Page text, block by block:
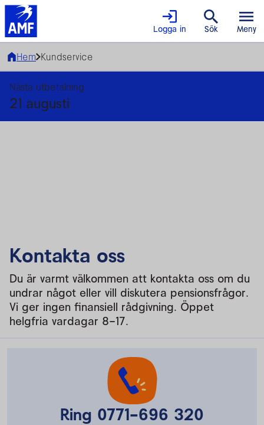
Logga in Sök Meny
Hem Kundservice
Kontakta oss
Du är varmt välkommen att kontakta oss om du
undrar något eller vill diskutera pensionsfrågor.
Vi ger ingen finansiell rådgivning. Öppet
helgfria vardagar 8–17.
Nästa utbetalning
21 augusti
Ring 0771-696 320